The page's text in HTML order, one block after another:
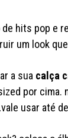
hits pop e
um look
a sua calça
por
usar até